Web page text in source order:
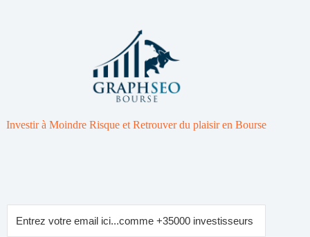
Investir à Moindre Risque et Retrouver du plaisir en Bourse